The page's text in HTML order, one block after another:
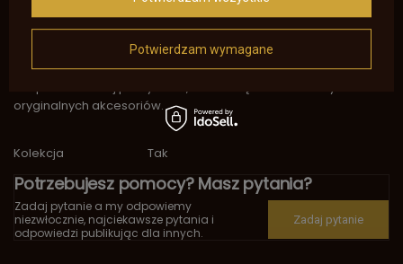
najbardziej wymagających strzelców.
Proszę pamiętać, że zestaw nie zawiera prochu, który należy
nabyć osobno. W celu zapewnienia długotrwałej i
bezproblemowej pracy broni, zaleca się stosowanie tylko
oryginalnych akcesoriów.
Kolekcja Tak
Potrzebujesz pomocy? Masz pytania?
Zadaj pytanie a my odpowiemy
niezwłocznie, najciekawsze pytania i
odpowiedzi publikując dla innych.
Zadaj pytanie
Potwierdzam wymagane